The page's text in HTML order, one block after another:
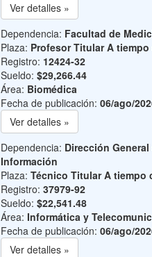
Ver detalles »
Dependencia: Facultad de
Plaza: Profesor Titular A
Registro: 12424-32
Sueldo: $29,266.44
Área: Biomédica
Fecha de publicación: 06/ago/
Ver detalles »
Dependencia: Dirección
Información
Plaza: Técnico Titular A tiempo
Registro: 37979-92
Sueldo: $22,541.48
Área: Informática y
Fecha de publicación: 06/ago/
Ver detalles »